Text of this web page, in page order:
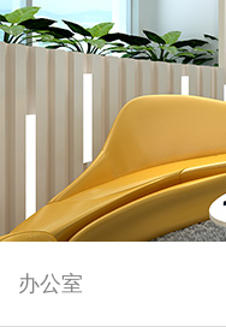
办公室